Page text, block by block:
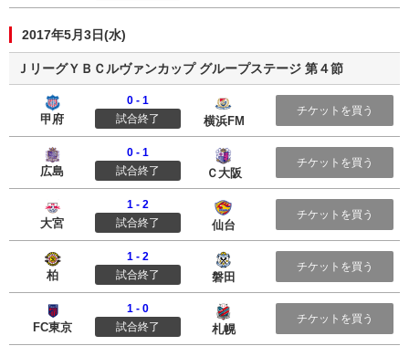
2017年5月3日(水)
ＪリーグＹＢＣルヴァンカップ グループステージ 第４節
ヴァンフォーレ甲府
甲府
0 - 1
試合終了
横浜FM
チケットを買う
サンフレッチェ広島
広島
0 - 1
試合終了
Ｃ大阪
チケットを買う
大宮アルディージャ
大宮
1 - 2
試合終了
仙台
チケットを買う
柏レイソル
柏
1 - 2
試合終了
磐田
チケットを買う
FC東京
1 - 0
試合終了
札幌
北海道コンサドーレ札幌
チケットを買う